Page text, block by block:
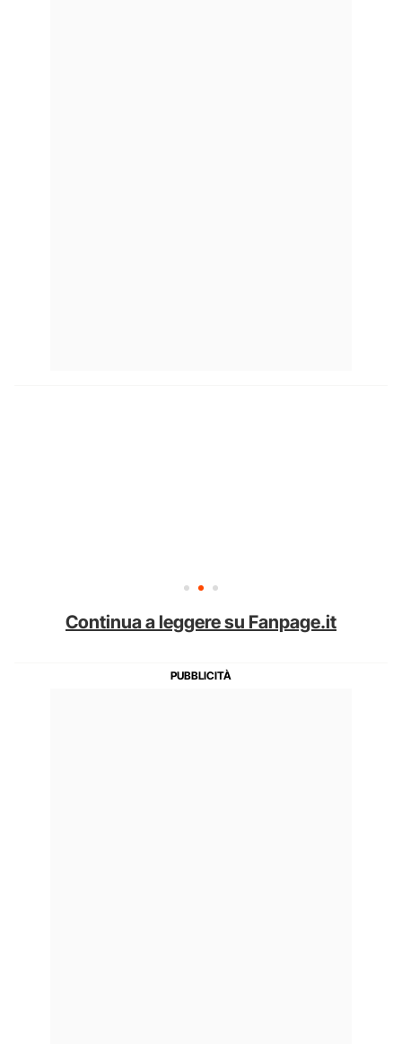
Continua a leggere su Fanpage.it